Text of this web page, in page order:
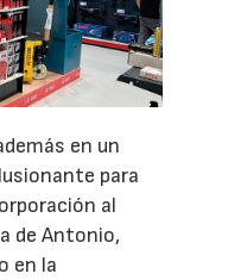
en un
para
al
de Antonio,
en la